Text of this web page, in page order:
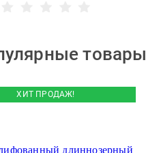
товары
ХИТ ПРОДАЖ!